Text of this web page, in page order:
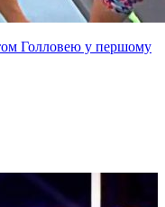
Голловею у першому